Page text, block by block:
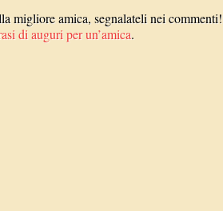
migliore amica, segnalateli nei commenti!
di auguri per un’amica.